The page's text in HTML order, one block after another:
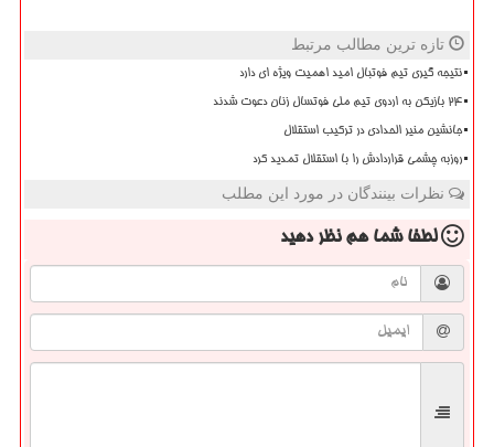
تازه ترین مطالب مرتبط
نتیجه گیری تیم فوتبال امید اهمیت ویژه ای دارد
۲۴ بازیکن به اردوی تیم ملی فوتسال زنان دعوت شدند
جانشین منیر الحدادی در ترکیب استقلال
روزبه چشمی قراردادش را با استقلال تمدید کرد
نظرات بینندگان در مورد این مطلب
لطفا شما همنظر دهید